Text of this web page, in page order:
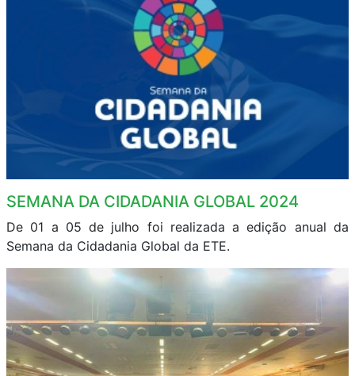
SEMANA DA CIDADANIA GLOBAL 2024
De 01 a 05 de julho foi realizada a edição anual da
Semana da Cidadania Global da ETE.